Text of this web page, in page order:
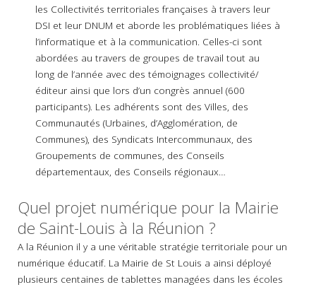
les Collectivités territoriales françaises à travers leur
DSI et leur DNUM et aborde les problématiques liées à
l’informatique et à la communication. Celles-ci sont
abordées au travers de groupes de travail tout au
long de l’année avec des témoignages collectivité/
éditeur ainsi que lors d’un congrès annuel (600
participants). Les adhérents sont des Villes, des
Communautés (Urbaines, d’Agglomération, de
Communes), des Syndicats Intercommunaux, des
Groupements de communes, des Conseils
départementaux, des Conseils régionaux…
Quel projet numérique pour la Mairie
de Saint-Louis à la Réunion ?
A la Réunion il y a une véritable stratégie territoriale pour un
numérique éducatif. La Mairie de St Louis a ainsi déployé
plusieurs centaines de tablettes managées dans les écoles